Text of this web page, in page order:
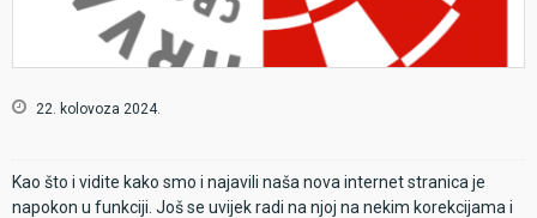
22. kolovoza 2024.
Kao što i vidite kako smo i najavili naša nova internet stranica je
napokon u funkciji. Još se uvijek radi na njoj na nekim korekcijama i